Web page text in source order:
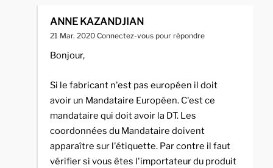
ANNE KAZANDJIAN
21 Mar. 2020 Connectez-vous pour répondre
Bonjour,
Si le fabricant n'est pas européen il doit
avoir un Mandataire Européen. C'est ce
mandataire qui doit avoir la DT. Les
coordonnées du Mandataire doivent
apparaître sur l'étiquette. Par contre il faut
vérifier si vous êtes l'importateur du produit